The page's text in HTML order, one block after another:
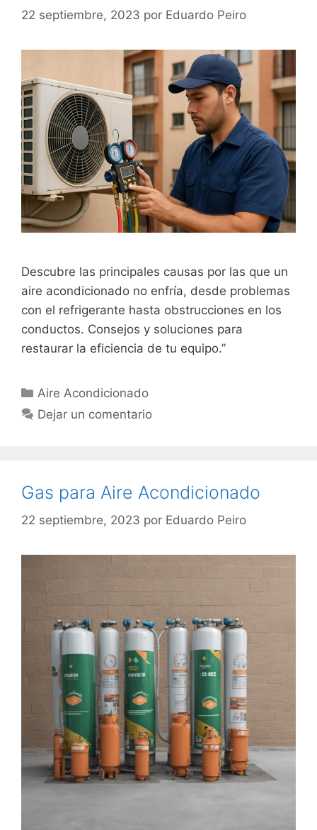
22 septiembre, 2023 por Eduardo Peiro
Descubre las principales causas por las que un
aire acondicionado no enfría, desde problemas
con el refrigerante hasta obstrucciones en los
conductos. Consejos y soluciones para
restaurar la eficiencia de tu equipo.”
Categorías
Aire Acondicionado
Dejar un comentario
Gas para Aire Acondicionado
22 septiembre, 2023 por Eduardo Peiro